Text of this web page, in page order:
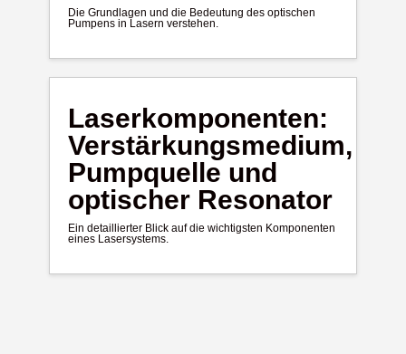
Die Grundlagen und die Bedeutung des optischen
Pumpens in Lasern verstehen.
Laserkomponenten:
Verstärkungsmedium,
Pumpquelle und
optischer Resonator
Ein detaillierter Blick auf die wichtigsten Komponenten
eines Lasersystems.